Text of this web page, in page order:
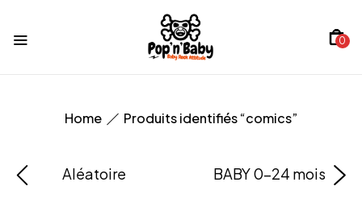
0
Home Produits identifiés “comics”
Aléatoire BABY 0-24 mois